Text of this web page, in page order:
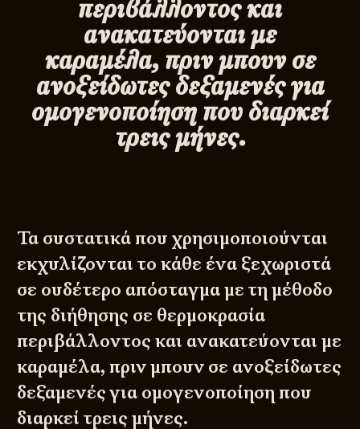
περιβάλλοντος και
ανακατεύονται με
καραμέλα, πριν μπουν σε
ανοξείδωτες δεξαμενές για
ομογενοποίηση που διαρκεί
τρεις μήνες.
Τα συστατικά που χρησιμοποιούνται
εκχυλίζονται το κάθε ένα ξεχωριστά
σε ουδέτερο απόσταγμα με τη μέθοδο
της διήθησης σε θερμοκρασία
περιβάλλοντος και ανακατεύονται με
καραμέλα, πριν μπουν σε ανοξείδωτες
δεξαμενές για ομογενοποίηση που
διαρκεί τρεις μήνες.